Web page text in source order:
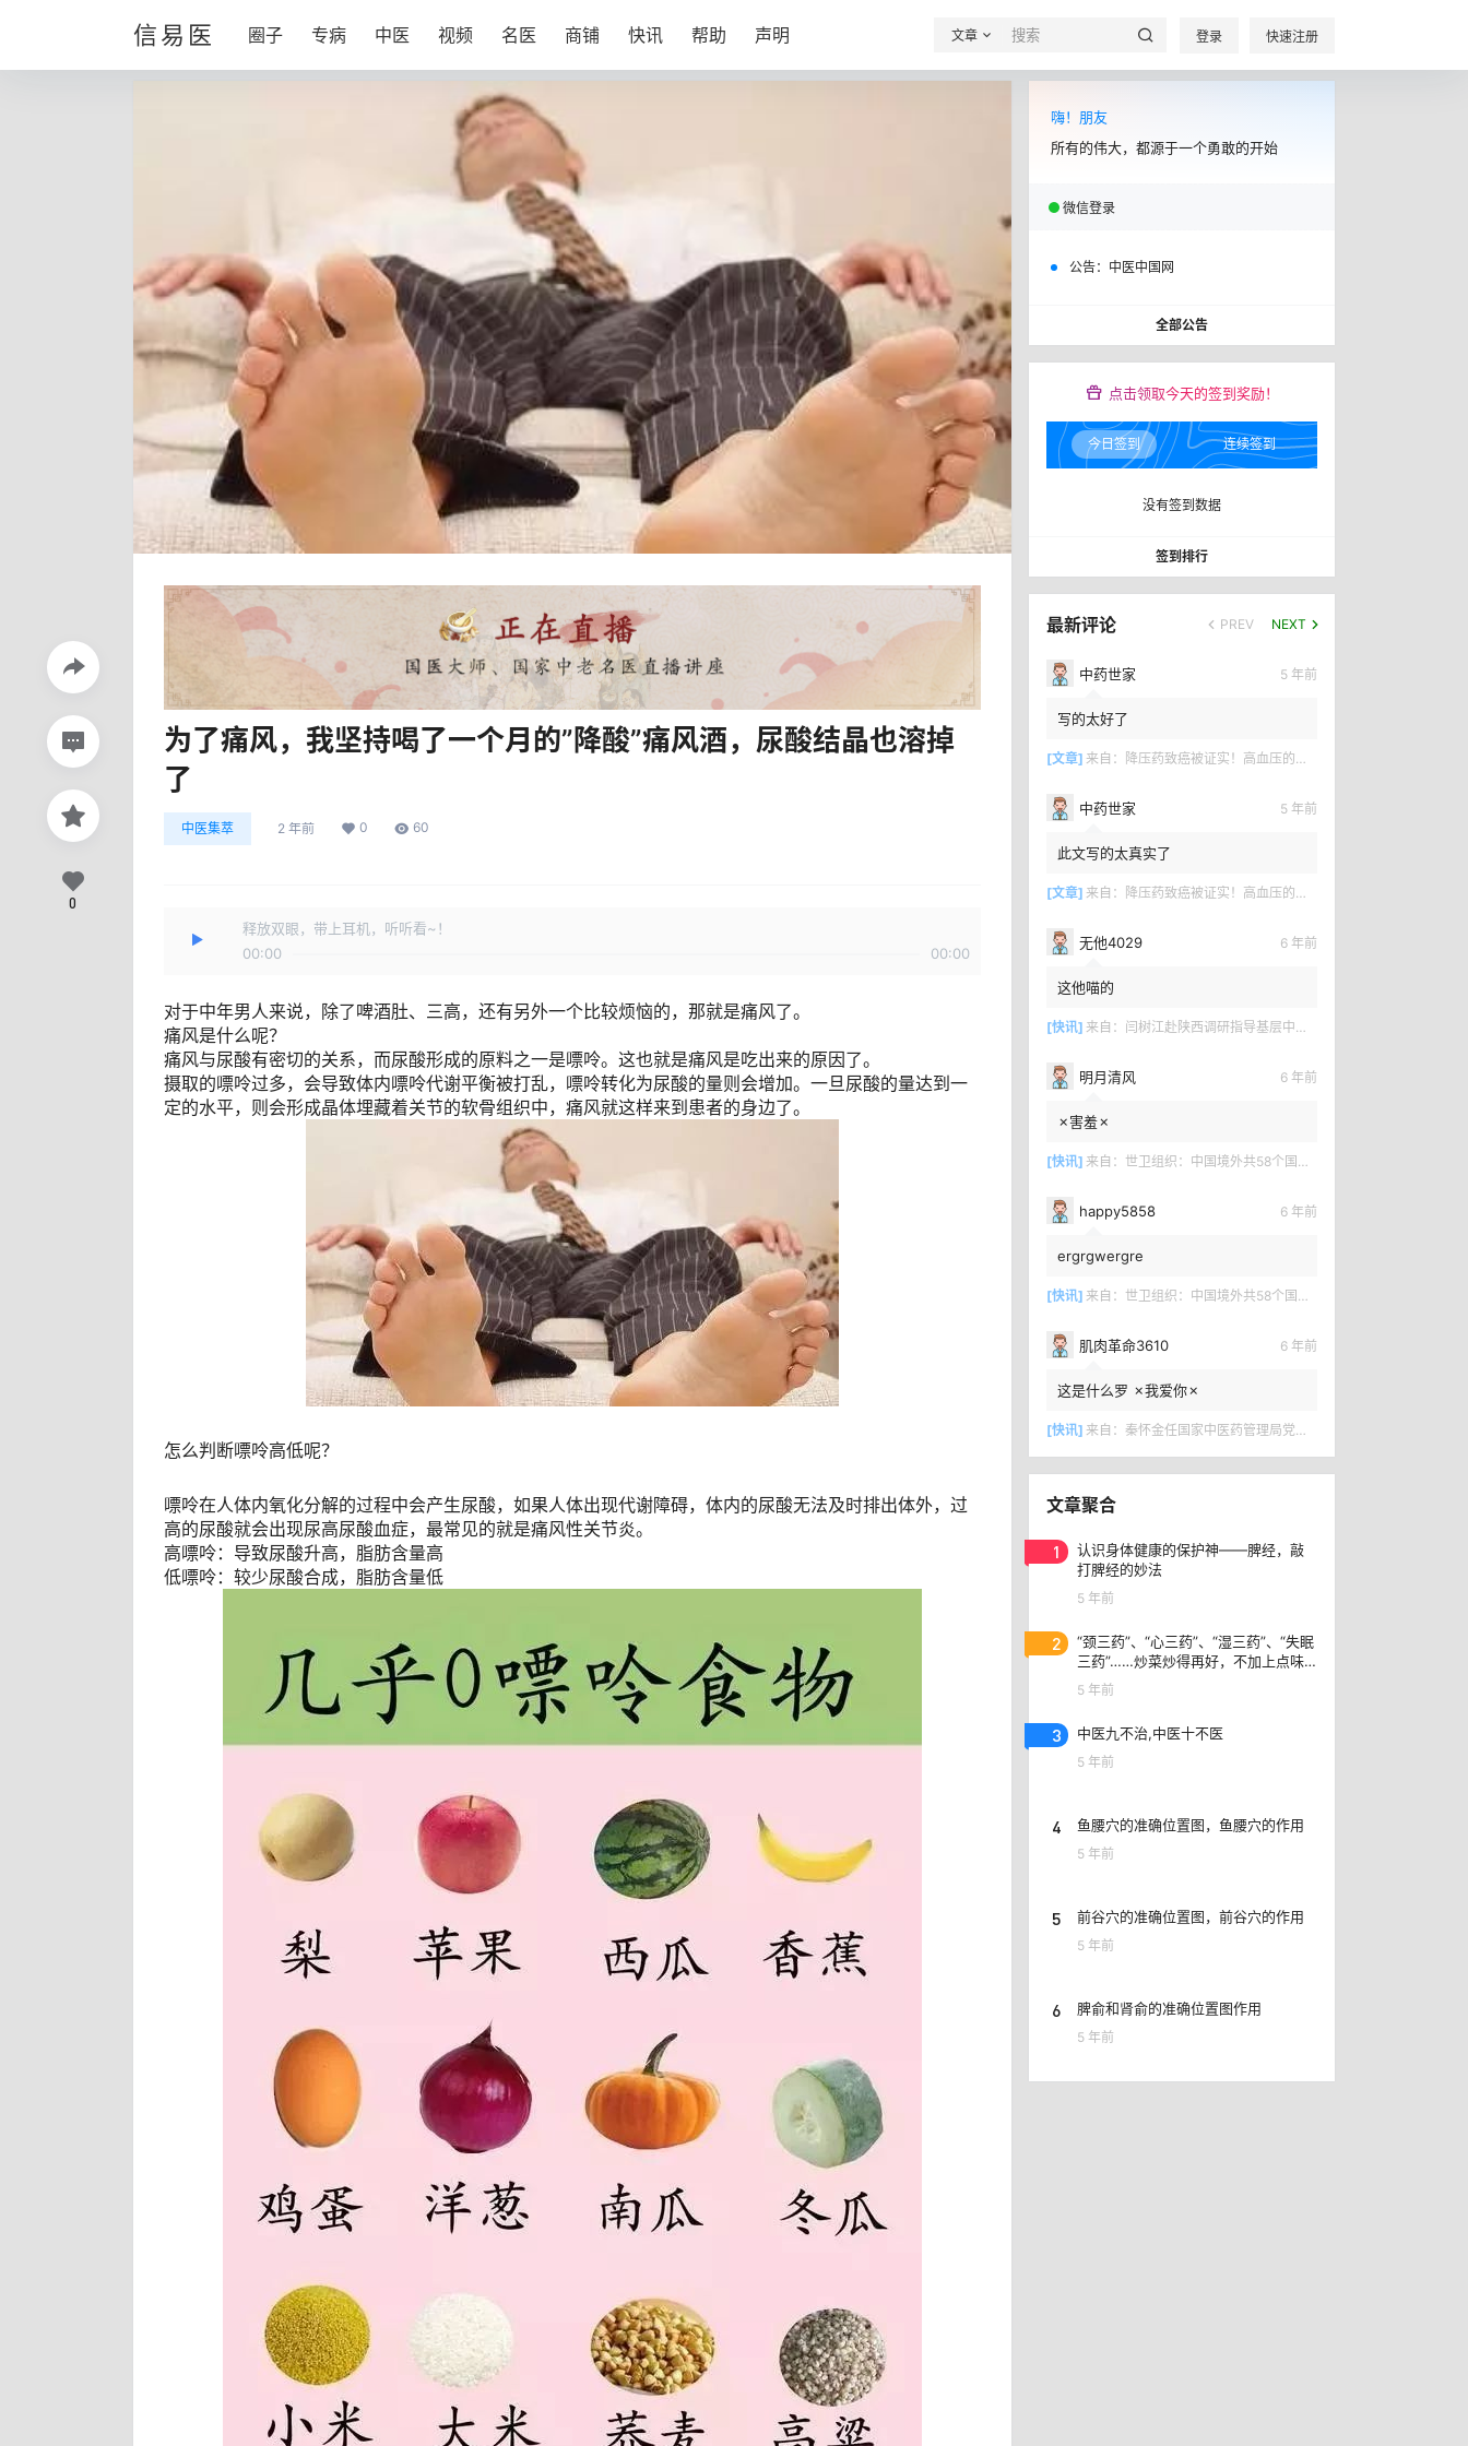
信易医 圈子 专病 中医 视频 名医 商铺 快讯 帮助 声明 文章 登录 快速注册
为了痛风，我坚持喝了一个月的”降酸”痛风酒，尿酸结晶也溶掉
了
中医集萃 2 年前 0 60
释放双眼，带上耳机，听听看~！
00:00
00:00
对于中年男人来说，除了啤酒肚、三高，还有另外一个比较烦恼的，那就是痛风了。
痛风是什么呢？
痛风与尿酸有密切的关系，而尿酸形成的原料之一是嘌呤。这也就是痛风是吃出来的原因了。
摄取的嘌呤过多，会导致体内嘌呤代谢平衡被打乱，嘌呤转化为尿酸的量则会增加。一旦尿酸的量达到一
定的水平，则会形成晶体埋藏着关节的软骨组织中，痛风就这样来到患者的身边了。
怎么判断嘌呤高低呢？
嘌呤在人体内氧化分解的过程中会产生尿酸，如果人体出现代谢障碍，体内的尿酸无法及时排出体外，过
高的尿酸就会出现尿高尿酸血症，最常见的就是痛风性关节炎。
高嘌呤：导致尿酸升高，脂肪含量高
低嘌呤：较少尿酸合成，脂肪含量低
0
嗨！朋友
所有的伟大，都源于一个勇敢的开始
微信登录
公告： 中医中国网
全部公告
点击领取今天的签到奖励！
今日签到 连续签到
没有签到数据
签到排行
最新评论 PREV NEXT
中药世家 5 年前
写的太好了
[文章] 来自： 降压药致癌被证实！高血压的百年骗局何时终结？
中药世家 5 年前
此文写的太真实了
[文章] 来自： 降压药致癌被证实！高血压的百年骗局何时终结？
无他4029 6 年前
这他喵的
[快讯] 来自： 闫树江赴陕西调研指导基层中医药工作
明月清风 6 年前
✗害羞✗
[快讯] 来自： 世卫组织：中国境外共58个国家确诊新冠肺炎7169例
happy5858 6 年前
ergrgwergre
[快讯] 来自： 世卫组织：中国境外共58个国家确诊新冠肺炎7169例
肌肉革命3610 6 年前
这是什么罗 ✗我爱你✗
[快讯] 来自： 秦怀金任国家中医药管理局党组成员、副局长
文章聚合
1
认识身体健康的保护神——脾经，敲
打脾经的妙法
5 年前
2
“颈三药”、​“心三药”、“湿三药”、“失眠
三药”……炒菜炒得再好，不加上点味
精味道就是不一样
5 年前
3 中医九不治,中医十不医
5 年前
4 鱼腰穴的准确位置图，鱼腰穴的作用
5 年前
5 前谷穴的准确位置图，前谷穴的作用
5 年前
6 脾俞和肾俞的准确位置图作用
5 年前